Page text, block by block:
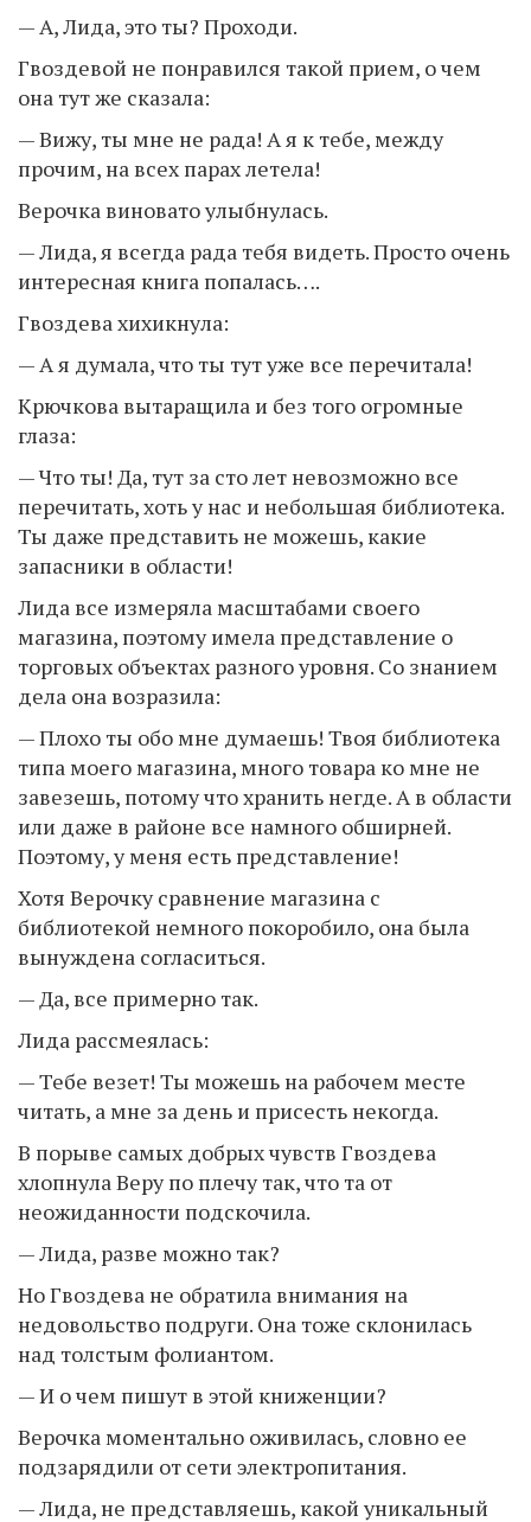
— А, Лида, это ты? Проходи.
Гвоздевой не понравился такой прием, о чем
она тут же сказала:
— Вижу, ты мне не рада! А я к тебе, между
прочим, на всех парах летела!
Верочка виновато улыбнулась.
— Лида, я всегда рада тебя видеть. Просто очень
интересная книга попалась….
Гвоздева хихикнула:
— А я думала, что ты тут уже все перечитала!
Крючкова вытаращила и без того огромные
глаза:
— Что ты! Да, тут за сто лет невозможно все
перечитать, хоть у нас и небольшая библиотека.
Ты даже представить не можешь, какие
запасники в области!
Лида все измеряла масштабами своего
магазина, поэтому имела представление о
торговых объектах разного уровня. Со знанием
дела она возразила:
— Плохо ты обо мне думаешь! Твоя библиотека
типа моего магазина, много товара ко мне не
завезешь, потому что хранить негде. А в области
или даже в районе все намного обширней.
Поэтому, у меня есть представление!
Хотя Верочку сравнение магазина с
библиотекой немного покоробило, она была
вынуждена согласиться.
— Да, все примерно так.
Лида рассмеялась:
— Тебе везет! Ты можешь на рабочем месте
читать, а мне за день и присесть некогда.
В порыве самых добрых чувств Гвоздева
хлопнула Веру по плечу так, что та от
неожиданности подскочила.
— Лида, разве можно так?
Но Гвоздева не обратила внимания на
недовольство подруги. Она тоже склонилась
над толстым фолиантом.
— И о чем пишут в этой книженции?
Верочка моментально оживилась, словно ее
подзарядили от сети электропитания.
— Лида, не представляешь, какой уникальный